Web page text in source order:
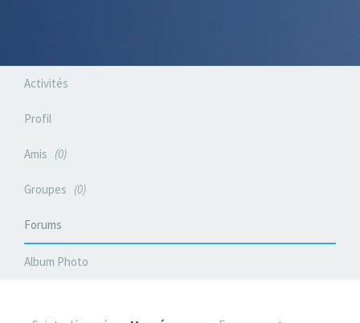
Activités
Profil
Amis 0
Groupes 0
Forums
Album Photo